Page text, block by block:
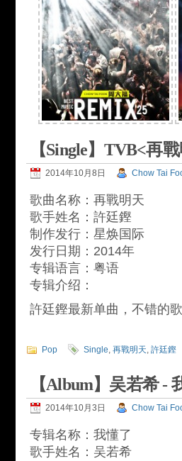
【Single】TVB<再
2014年10月8日 Chow Tai
歌曲名称：再戰明天
歌手姓名：許廷鏗
制作发行：星焕国际
发行日期：2014年
专辑语言：粤语
专辑介绍：
許廷鏗最新单曲，不错的
Pop Single, 再戰明天, 許廷鏗
【Album】吴若希 -
2014年10月3日 Chow Tai
专辑名称：我懂了
歌手姓名：吴若希